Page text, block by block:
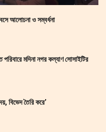
আলোচনা ও সম্বর্ধনা
পরিবারে মদিনা নগর কল্যাণ সোসাইটির
বিভেদ তৈরি করে’